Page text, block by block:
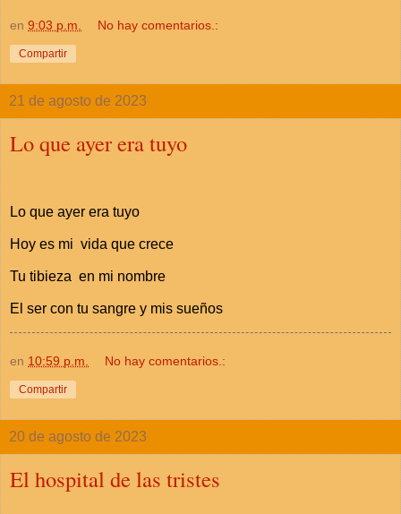
en 9:03 p.m. No hay comentarios.:
Compartir
21 de agosto de 2023
Lo que ayer era tuyo
Lo que ayer era tuyo
Hoy es mi vida que crece
Tu tibieza en mi nombre
El ser con tu sangre y mis sueños
en 10:59 p.m. No hay comentarios.:
Compartir
20 de agosto de 2023
El hospital de las tristes